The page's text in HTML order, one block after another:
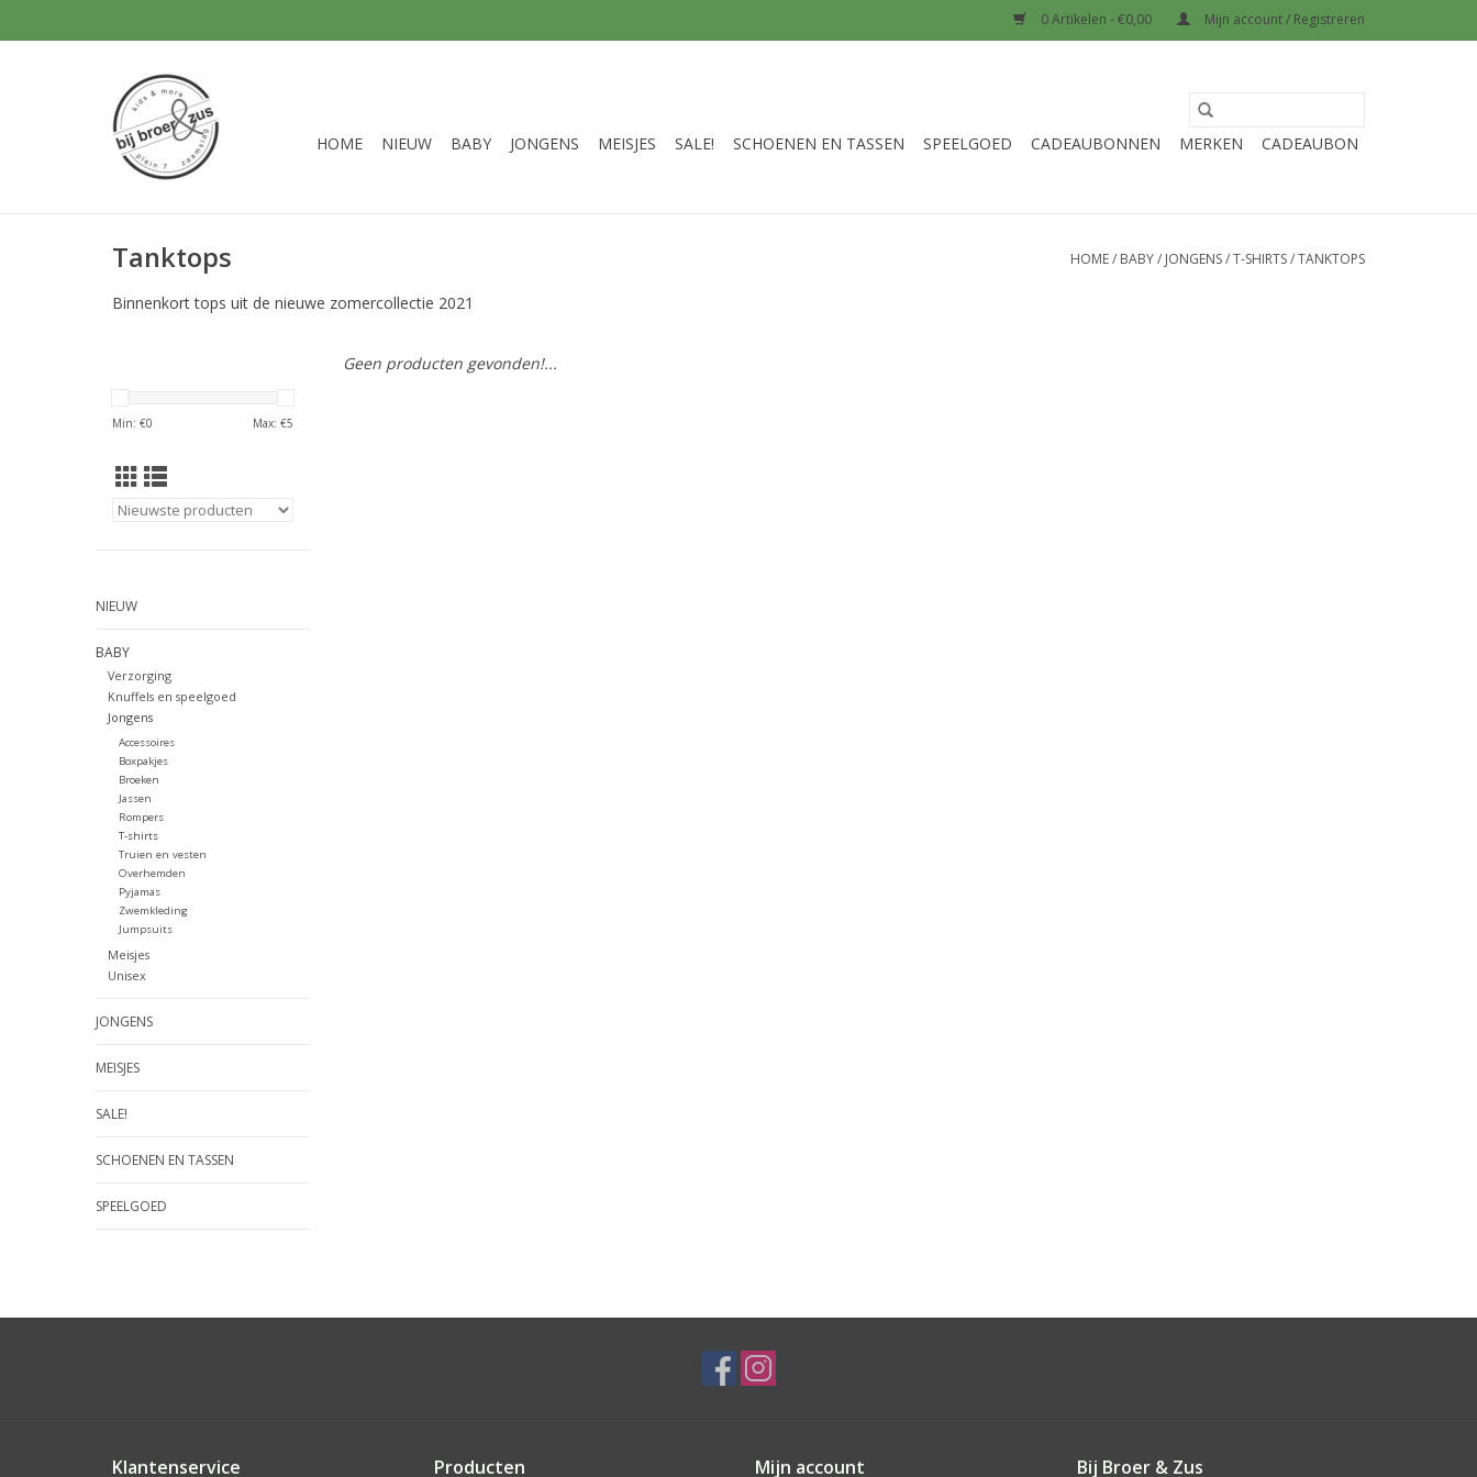
0 Artikelen - €0,00 Mijn account / Registreren
HOME NIEUW BABY JONGENS MEISJES SALE! SCHOENEN EN TASSEN SPEELGOED CADEAUBONNEN MERKEN CADEAUBON
Tanktops HOME/ BABY/ JONGENS/T-SHIRTS/TANKTOPS
Binnenkort tops uit de nieuwe zomercollectie 2021
Min: €0 Max: €5
NIEUW
BABY
Verzorging
Knuffels en speelgoed
Jongens
Accessoires
Boxpakjes
Broeken
Jassen
Rompers
T-shirts
Truien en vesten
Overhemden
Pyjamas
Zwemkleding
Jumpsuits
Meisjes
Unisex
JONGENS
MEISJES
SALE!
SCHOENEN EN TASSEN
SPEELGOED
Geen producten gevonden!...
Klantenservice Producten Mijn account Bij Broer & Zus